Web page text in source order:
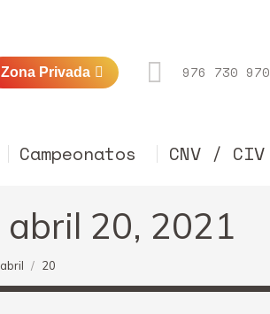
Zona Privada 976 730 970
Campeonatos CNV / CIV
abril 20, 2021
abril 20